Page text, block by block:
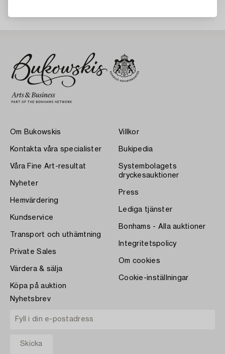
Om Bukowskis
Kontakta våra specialister
Våra Fine Art-resultat
Nyheter
Hemvärdering
Kundservice
Transport och uthämtning
Private Sales
Värdera & sälja
Köpa på auktion
Villkor
Bukipedia
Systembolagets
dryckesauktioner
Press
Lediga tjänster
Bonhams - Alla auktioner
Integritetspolicy
Om cookies
Cookie-inställningar
Nyhetsbrev